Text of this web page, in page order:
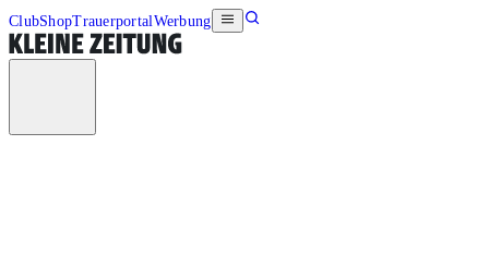
ClubShopTrauerportalWerbung